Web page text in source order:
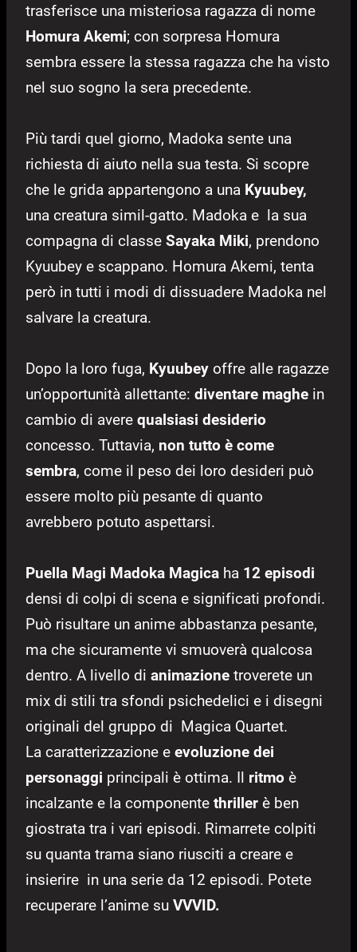
trasferisce una misteriosa ragazza di nome
Homura Akemi; con sorpresa Homura
sembra essere la stessa ragazza che ha visto
nel suo sogno la sera precedente.
Più tardi quel giorno, Madoka sente una
richiesta di aiuto nella sua testa. Si scopre
che le grida appartengono a una Kyuubey,
una creatura simil-gatto. Madoka e la sua
compagna di classe Sayaka Miki, prendono
Kyuubey e scappano. Homura Akemi, tenta
però in tutti i modi di dissuadere Madoka nel
salvare la creatura.
Dopo la loro fuga, Kyuubey offre alle ragazze
un’opportunità allettante: diventare maghe in
cambio di avere qualsiasi desiderio
concesso. Tuttavia, non tutto è come
sembra, come il peso dei loro desideri può
essere molto più pesante di quanto
avrebbero potuto aspettarsi.
Puella Magi Madoka Magica ha 12 episodi
densi di colpi di scena e significati profondi.
Può risultare un anime abbastanza pesante,
ma che sicuramente vi smuoverà qualcosa
dentro. A livello di animazione troverete un
mix di stili tra sfondi psichedelici e i disegni
originali del gruppo di Magica Quartet.
La caratterizzazione e evoluzione dei
personaggi principali è ottima. Il ritmo è
incalzante e la componente thriller è ben
giostrata tra i vari episodi. Rimarrete colpiti
su quanta trama siano riusciti a creare e
insierire in una serie da 12 episodi. Potete
recuperare l’anime su VVVID.